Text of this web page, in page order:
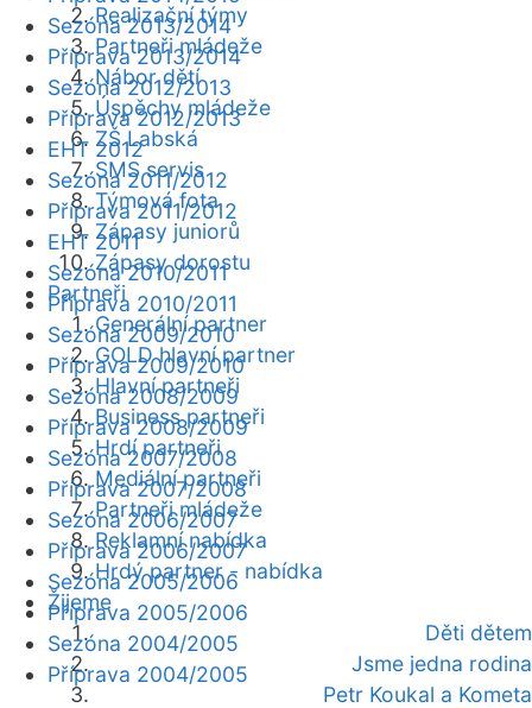
Realizační týmy
Partneři mládeže
Nábor dětí
Úspěchy mládeže
ZŠ Labská
SMS servis
Týmová fota
Zápasy juniorů
Zápasy dorostu
Partneři
Generální partner
GOLD hlavní partner
Hlavní partneři
Business partneři
Hrdí partneři
Mediální partneři
Partneři mládeže
Reklamní nabídka
Hrdý partner - nabídka
Žijeme
Děti dětem
Jsme jedna rodina
Petr Koukal a Kometa
Sezóna 2013/2014
Příprava 2013/2014
Sezóna 2012/2013
Příprava 2012/2013
EHT 2012
Sezóna 2011/2012
Příprava 2011/2012
EHT 2011
Sezóna 2010/2011
Příprava 2010/2011
Sezóna 2009/2010
Příprava 2009/2010
Sezóna 2008/2009
Příprava 2008/2009
Sezóna 2007/2008
Příprava 2007/2008
Sezóna 2006/2007
Příprava 2006/2007
Sezóna 2005/2006
Příprava 2005/2006
Sezóna 2004/2005
Příprava 2004/2005